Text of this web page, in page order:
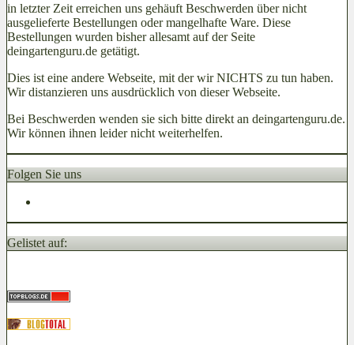
in letzter Zeit erreichen uns gehäuft Beschwerden über nicht
ausgelieferte Bestellungen oder mangelhafte Ware. Diese
Bestellungen wurden bisher allesamt auf der Seite
deingartenguru.de getätigt.
Dies ist eine andere Webseite, mit der wir NICHTS zu tun haben.
Wir distanzieren uns ausdrücklich von dieser Webseite.
Bei Beschwerden wenden sie sich bitte direkt an deingartenguru.de.
Wir können ihnen leider nicht weiterhelfen.
Folgen Sie uns
Gelistet auf: